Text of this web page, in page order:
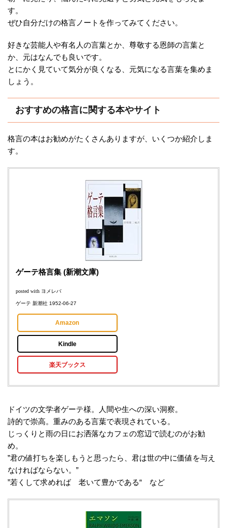
す。
ぜひ自分だけの格言ノートを作ってみてください。
好きな芸能人や有名人の言葉とか、尊敬する恩師の言葉と
か、元はなんでも良いです。
とにかく見ていて気分が良くなる、元気になる言葉を集めま
しょう。
おすすめの格言に関する本やサイト
格言の本はお勧めがたくさんありますが、いくつか紹介しま
す。
ゲーテ格言集 (新潮文庫)
posted with ヨメレバ
ゲーテ 新潮社 1952-06-27
Amazon
Kindle
楽天ブックス
ドイツの文学者ゲーテ様。人間や生への深い洞察。
詩的で崇高。重みのある言葉で表現されている。
じっくりと雨の日にお洒落なカフェの窓辺で読むのがお勧
め。
”君の値打ちを楽しもうと思ったら、君は世の中に価値を与え
なければならない。”
”若くして求めれば 老いて豊かである“ など